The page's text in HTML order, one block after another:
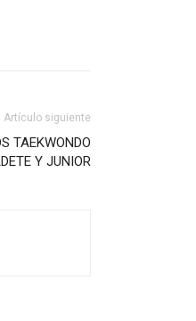
Artículo siguiente
TAEKWONDO
Y JUNIOR